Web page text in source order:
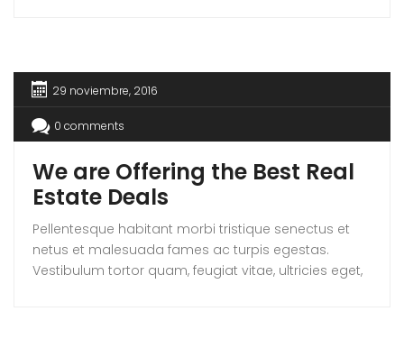
29 noviembre, 2016
0 comments
We are Offering the Best Real
Estate Deals
Pellentesque habitant morbi tristique senectus et
netus et malesuada fames ac turpis egestas.
Vestibulum tortor quam, feugiat vitae, ultricies eget,